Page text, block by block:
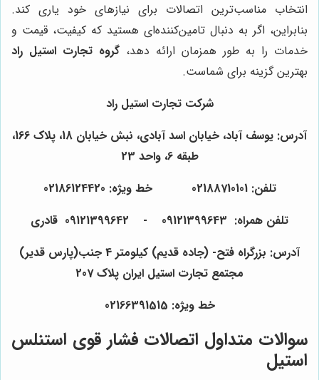
انتخاب مناسب‌ترین اتصالات برای نیازهای خود یاری کند.
بنابراین، اگر به دنبال تامین‌کننده‌ای هستید که کیفیت، قیمت و
خدمات را به طور همزمان ارائه دهد، گروه تجارت استیل راد
بهترین گزینه برای شماست.
شرکت تجارت استیل راد
آدرس: یوسف آباد، خیابان اسد آبادی، نبش خیابان 18، پلاک 166،
طبقه 6، واحد 23
تلفن: 02188710101 خط ویژه: 02186124420
تلفن همراه: 09121399643 - 09121399642 قادری
آدرس: بزرگراه فتح- (جاده قدیم) کیلومتر 4 جنب(پارس قدیر)
مجتمع تجارت استیل ایران پلاک 207
خط ویژه: 02166391515
سوالات متداول اتصالات فشار قوی استنلس
استیل